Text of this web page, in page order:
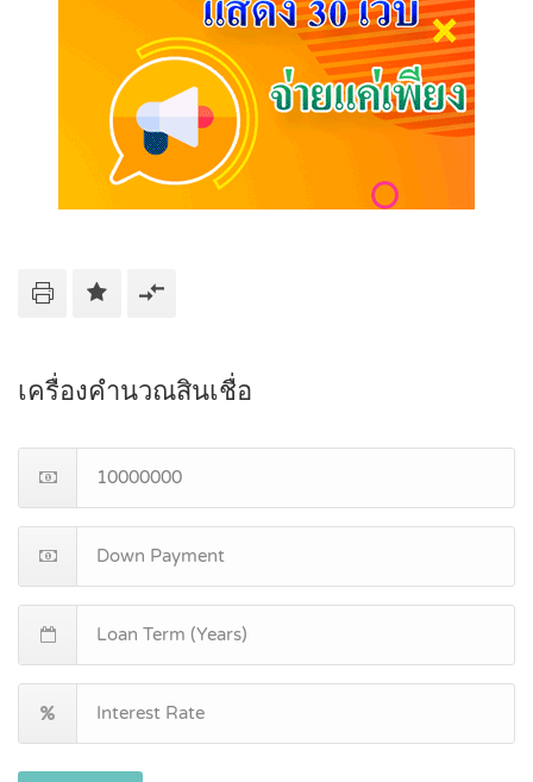
เครื่องคำนวณสินเชื่อ